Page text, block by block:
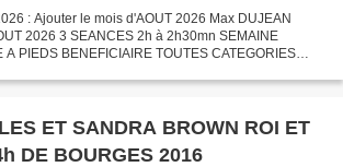
: Ajouter le mois d'AOUT 2026 Max DUJEAN
2026 3 SEANCES 2h à 2h30mn SEMAINE
A PIEDS BENEFICIAIRE TOUTES CATEGORIES
ET SANDRA BROWN ROI ET
DE BOURGES 2016